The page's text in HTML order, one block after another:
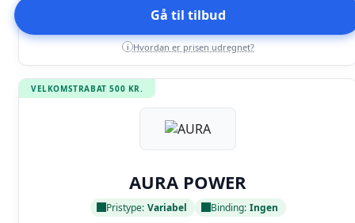
Gå til tilbud
i Hvordan er prisen udregnet?
VELKOMSTRABAT 500 KR.
AURA POWER
Pristype: Variabel Binding: Ingen